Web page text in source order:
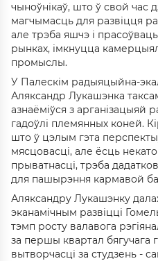
чыноўнікаў, што ў свой час
магчымасць для развіцця
але трэба яшчэ і
рынках, імкнуцца
промыслы.
У Палескім радыяцыйна-
Аляксандр Лукашэнка
азнаёміўся з арганізацыяй
гадоўлі племянных коней.
што ў цэлым гэта
мясцовасці, але ёсць
прыватнасці, трэба
для пашырэння кармавой
Аляксандру Лукашэнку
эканамічным развіцці
тэмп росту валавога
за першы квартал бягучага
вытворчасці за студзень -